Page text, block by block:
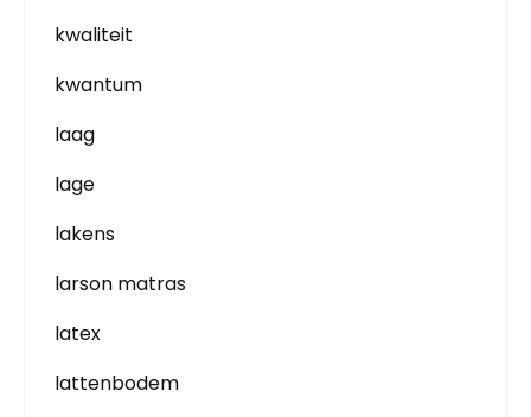
kwaliteit
kwantum
laag
lage
lakens
larson matras
latex
lattenbodem